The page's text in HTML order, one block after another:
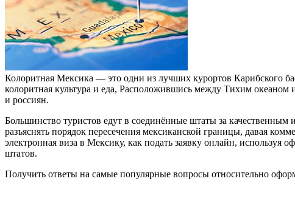
Колоритная Мексика — это одни из лучших курортов Карибского
колоритная культура и еда, Расположившись между Тихим океаном
и россиян.
Большинство туристов едут в соединённые штаты за
разъяснять порядок пересечения мексиканской границы, давая
электронная виза в Мексику, как подать заявку онлайн,
штатов.
Получить ответы на самые популярные вопросы относительно